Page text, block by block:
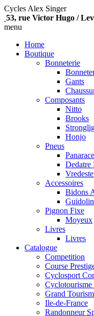
Cycles Alex Singer
53, rue Victor Hugo /
menu
Home
Boutique
Bonneterie
Gants
Composants
Nitto
Brooks
Honjo
Pneus
Dedatre
Accessoires
Bidons
Pignon Fixe
Moyeux
Livres
Livres
Catalogue
Competition
Course
Cyclosport
Cyclotourisme
Grand
Ile-de-France
Randonneur